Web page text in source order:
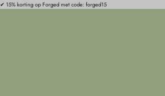
✔ 15% korting op Forged met code: forged15